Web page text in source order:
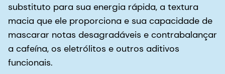
substituto para sua energia rápida, a textura
macia que ele proporciona e sua capacidade de
mascarar notas desagradáveis e contrabalançar
a cafeína, os eletrólitos e outros aditivos
funcionais.